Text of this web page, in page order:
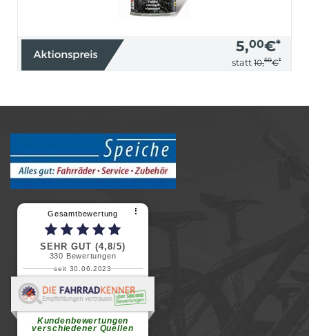
5,00€*
statt 10,50€*
Gesamtbewertung ⠇
SEHR GUT (4,8/5)
330 Bewertungen
seit 30.06.2023
Kundenbewertungen
verschiedener Quellen
Renate H.
Vielen Dank für ein herzliches